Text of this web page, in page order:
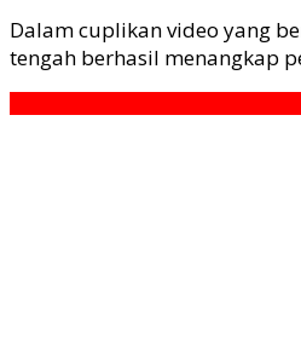
Dalam cuplikan video yang
tengah berhasil menangkap